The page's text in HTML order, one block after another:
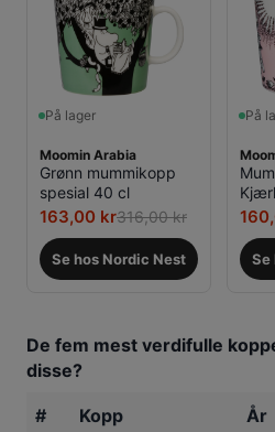
På lager
Moomin Arabia
Grønn mummikopp
spesial 40 cl
163,00 kr316,00 kr
Se hos Nordic Nest
På
Se
De fem mest verdifulle
disse?
# Kopp År